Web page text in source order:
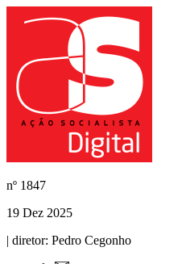
nº 1847
19 Dez 2025
| diretor: Pedro Cegonho